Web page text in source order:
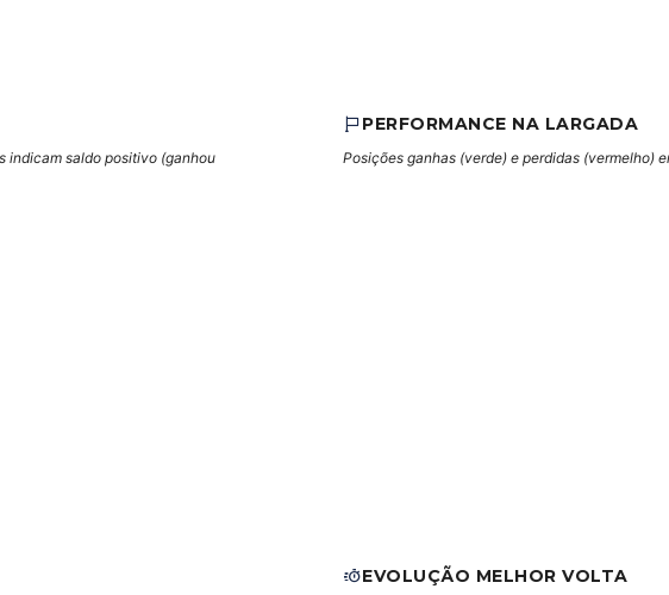
indicam saldo positivo (ganhou
PERFORMANCE NA LARGADA
Posições ganhas (verde) e perdidas (vermelho)
EVOLUÇÃO MELHOR VOLTA